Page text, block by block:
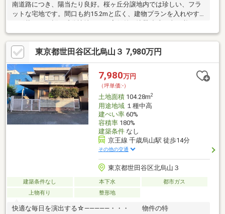
南道路につき、陽当たり良好。桜ヶ丘分譲地内では珍しい、フラ
ットな宅地です。間口も約15.2mと広く、建物プランを入れやす
宅地も多いですが、本地は造成負担を抑えやすく、駐車計画やお
庭スペースなどもイメージしやすい区画となっております。現地
写真も多数撮影しておりますので、お気軽にご覧ください。また
写真だけでは伝わりにくい部分もございますので、周辺環境をご
紹介しながら現地案内も可能です。穏やかな街並みの中、「耳を
すませば」を思わせる雰囲気のある分譲地をぜひご体感くださ
い。
東京都世田谷区北烏山３ 7,980万円
7,980万円
（坪単価:-）
土地面積104.28m2
用途地域１種中高
建ぺい率60%
容積率180%
建築条件なし
京王線 千歳烏山駅 徒歩14分
その他の交通
東京都世田谷区北烏山３
建築条件なし 本下水
都市ガス
上物有り
整形地
快適な毎日を演出する☆―――――・・・ 物件の特